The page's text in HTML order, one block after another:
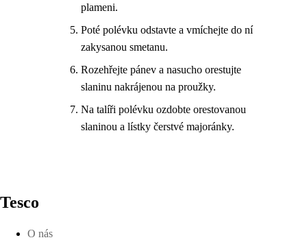
plameni.
Poté polévku odstavte a vmíchejte do ní
zakysanou smetanu.
Rozehřejte pánev a nasucho orestujte
slaninu nakrájenou na proužky.
Na talíři polévku ozdobte orestovanou
slaninou a lístky čerstvé majoránky.
Tesco
O nás